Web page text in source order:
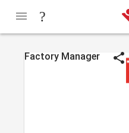
Factory Manager